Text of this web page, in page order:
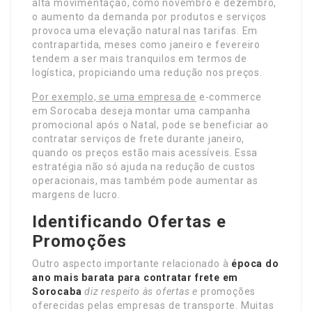
alta movimentação, como novembro e dezembro,
o aumento da demanda por produtos e serviços
provoca uma elevação natural nas tarifas. Em
contrapartida, meses como janeiro e fevereiro
tendem a ser mais tranquilos em termos de
logística, propiciando uma redução nos preços.
Por exemplo, se uma empresa de e-commerce
em Sorocaba deseja montar uma campanha
promocional após o Natal, pode se beneficiar ao
contratar serviços de frete durante janeiro,
quando os preços estão mais acessíveis. Essa
estratégia não só ajuda na redução de custos
operacionais, mas também pode aumentar as
margens de lucro.
Identificando Ofertas e
Promoções
Outro aspecto importante relacionado à época do
ano mais barata para contratar frete em
Sorocaba diz respeito às ofertas e promoções
oferecidas pelas empresas de transporte. Muitas